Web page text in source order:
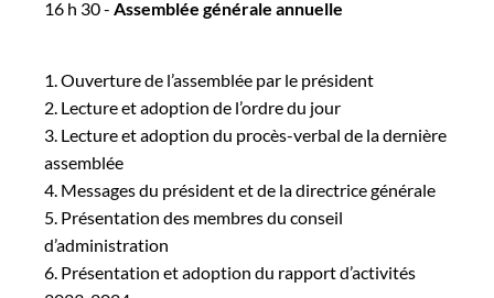
16 h 30 - Assemblée générale annuelle
Ouverture de l’assemblée par le président
Lecture et adoption de l’ordre du jour
Lecture et adoption du procès-verbal de la dernière
assemblée
Messages du président et de la directrice générale
Présentation des membres du conseil
d’administration
Présentation et adoption du rapport d’activités